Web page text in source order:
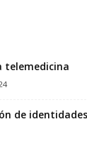
telemedicina
de identidades